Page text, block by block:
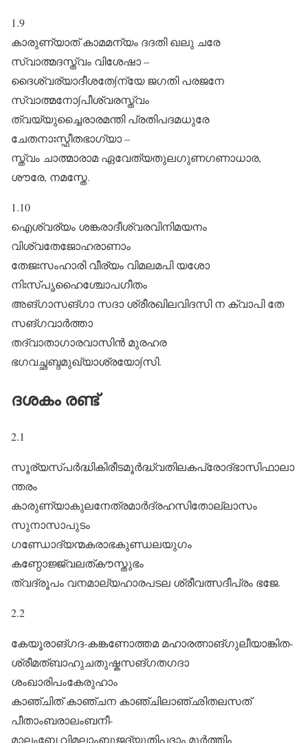
1.9
കാരുണ്യാത് കാമമന്യം ദദതി ഖലു ചരേ
സ്വാത്മദസ്ത്വം വിശേഷാ –
ദൈശ്വര്യാദീശതേ∫ന്യേ ജഗതി പരജനേ
സ്വാത്മനോ∫പീശ്വരസ്ത്വം
ത്വയ്യുച്ചൈരാരമന്തി പ്രതിപദമധുരേ
ചേതനാഃസ്ഫീതഭാഗ്യാ –
സ്ത്വം ചാത്മാരാമ ഏവേത്യതുലഗുണഗണാധാര,
ശൗരേ, നമസ്തേ.
1.10
ഐശ്വര്യം ശങ്കരാദീശ്വരവിനിമയനം
വിശ്വതേജോഹരാണാം
തേജഃസംഹാരി വീര്യം വിമലമപി യശോ
നിഃസ്പൃഹൈശ്ചോപഗീതം
അങ്ഗാസങ്ഗാ സദാ ശ്രീരഖിലവിദസി ന ക്വാപി തേ
സങ്ഗവാർത്താ
തദ്വാതാഗാരവാസിൻ മുരഹര
ഭഗവച്ഛബ്ദമുഖ്യാശ്രയോ∫സി.
ദശകം രണ്ട്
2.1
സൂര്യസ്പർദ്ധികിരീടമൂർദ്ധ്വതിലകപ്രോദ്‌ഭാസിഫാലാ
ന്തരം
കാരുണ്യാകുലനേത്രമാർദ്രഹസിതോല്ലാസം
സുനാസാപുടം
ഗണ്ഡോദ്യന്മകരാഭകുണ്ഡലയുഗം
കണ്ഠോജ്ജ്വലത്കൗസ്തുഭം
ത്വദ്രൂ‍പം വനമാല്യഹാരപടല ശ്രീവത്സദീപ്രം ഭജേ.
2.2
കേയൂരാങ്ഗദ-കങ്കണോത്തമ മഹാരത്നാങ്ഗുലീയാങ്കിത-
ശ്രീമത്ബാഹുചതുഷ്കസങ്ഗതഗദാ
ശംഖാരിപംകേരുഹാം
കാഞ്ചിത് കാഞ്ചന കാഞ്ചിലാഞ്‌ഛിതലസത്
പീതാംബരാലംബനീ-
മാലംബേ വിമലാംബുജദ്യുതിപദാം മൂർത്തിം